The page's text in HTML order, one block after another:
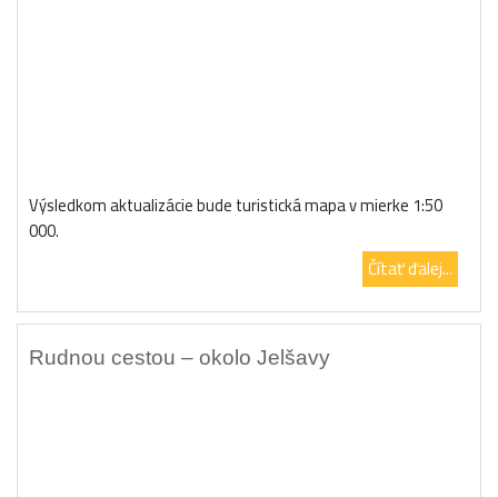
Výsledkom aktualizácie bude turistická mapa v mierke 1:50
000.
Čítať ďalej...
Rudnou cestou – okolo Jelšavy